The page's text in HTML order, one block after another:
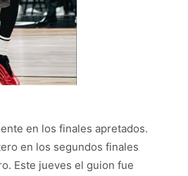
en los finales apretados.
en los segundos finales
Este jueves el guion fue